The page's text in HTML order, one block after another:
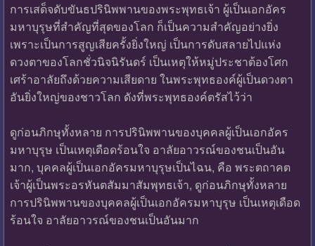
การเสด็จดับขันธปรินิพพานของพระพุทธเจ้า ผู้เป็นเอกอัคร
มหาบุรุษที่สำคัญที่สุดของโลก ก็เป็นความสำคัญอย่างยิ่ง
เพราะเป็นการสูญเสียครั้งยิ่งใหญ่ เป็นการดับสลายไปแห่ง
ดวงตาของโลกชั่วนิจนิรันดร์ เป็นเหตุให้หมู่ประชาต้องโศก
เศร้าอาลัยถึงด้วยความเสียดาย ในพระพุทธองค์ผู้เป็นดวงตา
อันยิ่งใหญ่ของชาวโลก ดังที่พระพุทธองค์ตรัสไว้ว่า
ดูก่อนภิกษุทั้งหลาย การปรินิพพานของบุคคลผู้เป็นเอกอัคร
มหาบุรุษ เป็นเหตุเดือดร้อนใจ อาลัยอาวรณ์ของชนเป็นอัน
มาก, บุคคลผู้เป็นเอกอัครมหาบุรุษเป็นไฉน, คือ พระตถาคต
เจ้าผู้เป็นพระอรหันตสัมมาสัมพุทธเจ้า, ดูก่อนภิกษุทั้งหลาย
การปรินิพพานของบุคคลผู้เป็นเอกอัครมหาบุรุษ เป็นเหตุเดือด
ร้อนใจ อาลัยอาวรณ์ของชนเป็นอันมาก